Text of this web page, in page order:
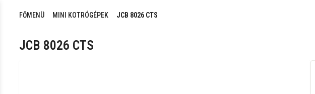
FŐMENÜ MINI KOTRÓGÉPEK JCB 8026 CTS
JCB 8026 CTS